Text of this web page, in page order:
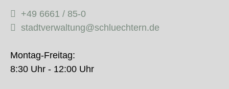
+49 6661 / 85-0
stadtverwaltung@schluechtern.de
Montag-Freitag:
8:30 Uhr - 12:00 Uhr